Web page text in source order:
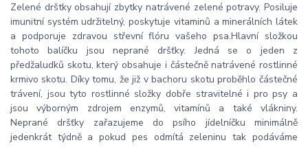
Zelené drštky obsahují zbytky natrávené zelené potravy. Posiluje
imunitní systém udržitelný, poskytuje vitaminů a minerálních látek
a podporuje zdravou střevní flóru vašeho psa.Hlavní složkou
tohoto balíčku jsou neprané dršťky. Jedná se o jeden z
předžaludků skotu, který obsahuje i částečně natrávené rostlinné
krmivo skotu. Díky tomu, že již v bachoru skotu proběhlo částečné
trávení, jsou tyto rostlinné složky dobře stravitelné i pro psy a
jsou výborným zdrojem enzymů, vitamínů a také vlákniny.
Neprané dršťky zařazujeme do psího jídelníčku minimálně
jedenkrát týdně a pokud pes odmítá zeleninu tak podáváme